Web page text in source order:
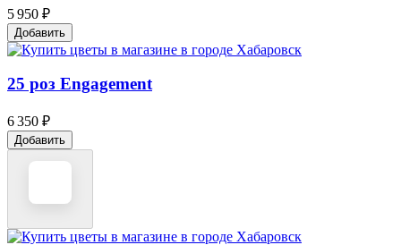
5 950 ₽
Добавить
25 роз Engagement
6 350 ₽
Добавить